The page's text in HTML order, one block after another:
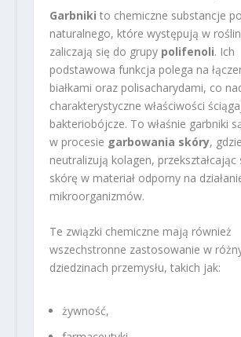
Garbniki to chemiczne substancje
naturalnego, które występują w
zaliczają się do grupy polifenoli. Ich
podstawowa funkcja polega na
białkami oraz polisacharydami, co
charakterystyczne właściwości
bakteriobójcze. To właśnie garbniki
w procesie garbowania skóry, gdzie
neutralizują kolagen, przekształcając
skórę w materiał odporny na
mikroorganizmów.
Te związki chemiczne mają również
wszechstronne zastosowanie w
dziedzinach przemysłu, takich jak:
żywność,